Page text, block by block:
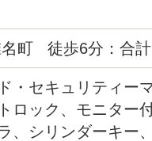
町 徒歩6分：合
・セキュリティ
ロック、モニター
、シリンダーキー